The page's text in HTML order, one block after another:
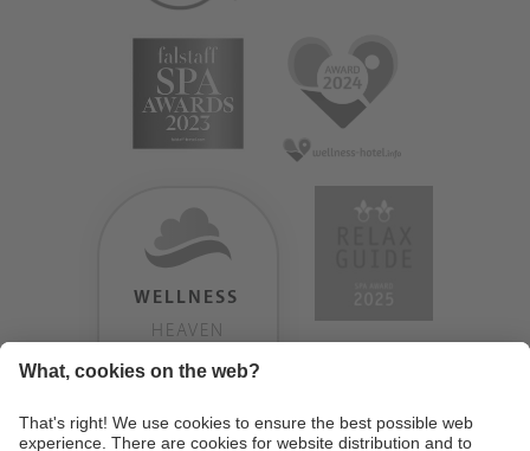
WELLNESS
HEAVEN
TESTERGEBNIS: